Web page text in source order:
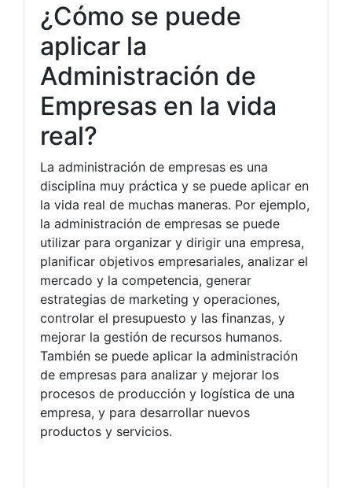
¿Cómo se puede
aplicar la
Administración de
Empresas en la vida
real?
La administración de empresas es una
disciplina muy práctica y se puede aplicar en
la vida real de muchas maneras. Por ejemplo,
la administración de empresas se puede
utilizar para organizar y dirigir una empresa,
planificar objetivos empresariales, analizar el
mercado y la competencia, generar
estrategias de marketing y operaciones,
controlar el presupuesto y las finanzas, y
mejorar la gestión de recursos humanos.
También se puede aplicar la administración
de empresas para analizar y mejorar los
procesos de producción y logística de una
empresa, y para desarrollar nuevos
productos y servicios.